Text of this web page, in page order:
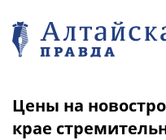
Цены на
крае